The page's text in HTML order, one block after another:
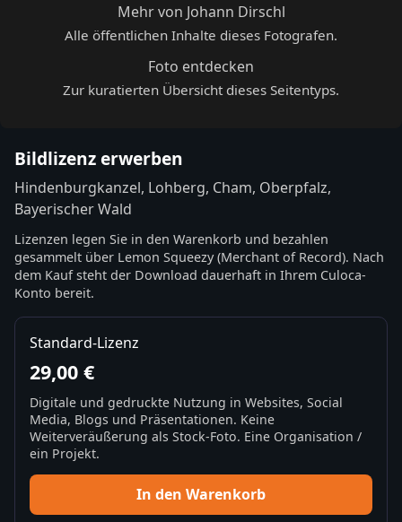
Mehr von Johann Dirschl
Alle öffentlichen Inhalte dieses Fotografen.
Foto entdecken
Zur kuratierten Übersicht dieses Seitentyps.
Bildlizenz erwerben
Hindenburgkanzel, Lohberg, Cham, Oberpfalz,
Bayerischer Wald
Lizenzen legen Sie in den Warenkorb und bezahlen
gesammelt über Lemon Squeezy (Merchant of Record). Nach
dem Kauf steht der Download dauerhaft in Ihrem Culoca-
Konto bereit.
Standard-Lizenz
29,00 €
Digitale und gedruckte Nutzung in Websites, Social
Media, Blogs und Präsentationen. Keine
Weiterveräußerung als Stock-Foto. Eine Organisation /
ein Projekt.
In den Warenkorb